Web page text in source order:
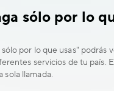
sólo por lo
por lo que usas" podrás
servicios de tu país.
sola llamada.